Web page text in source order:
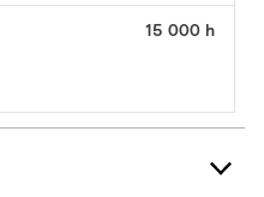
15 000 h